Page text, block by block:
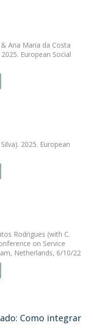
& Ana Maria da Costa
European Social
2025. European
Rodrigues (with C.
on Service
Netherlands, 6/10/22
Como integrar